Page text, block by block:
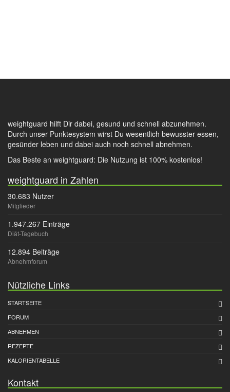
weightguard hilft Dir dabei, gesund und schnell abzunehmen.
Durch unser Punktesystem wirst Du wesentlich bewusster essen,
gesünder leben und dabei auch noch schnell abnehmen.
Das Beste an weightguard: Die Nutzung ist 100% kostenlos!
weightguard in Zahlen
30.683 Nutzer
Mitglieder
1.947.267 Einträge
Diät-Tagebuch
12.894 Beiträge
Abnehmforum
Nützliche Links
STARTSEITE
FORUM
ABNEHMEN
REZEPTE
KALORIENTABELLE
Kontakt